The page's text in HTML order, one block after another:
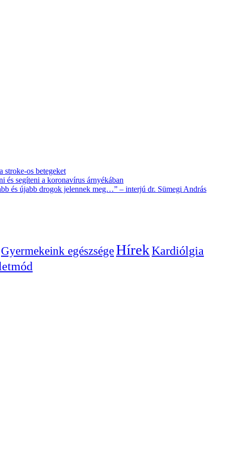
stroke-os betegeket
és segíteni a koronavírus árnyékában
és újabb drogok jelennek meg…” – interjú dr. Sümegi András
Gyermekeink egészségeHírekKardiólgia